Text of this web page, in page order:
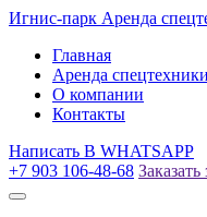
Игнис-парк Аренда
Главная
Аренда спецтехники
О компании
Контакты
Написать В WHATSAPP
+7 903 106-48-68